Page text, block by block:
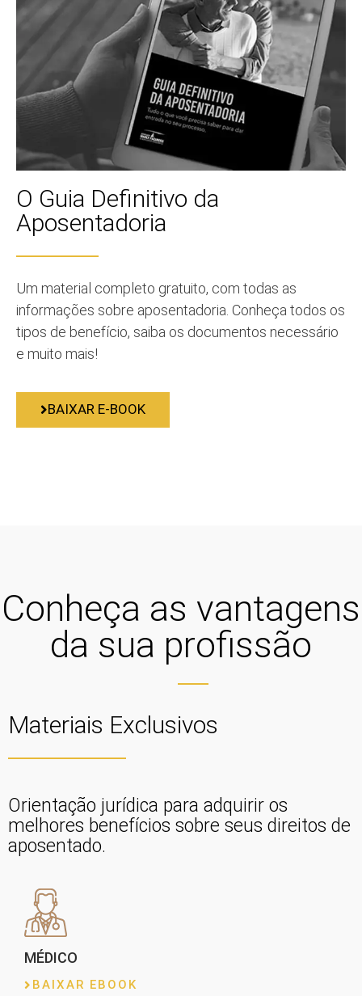
O Guia Definitivo da
Aposentadoria
Um material completo gratuito, com todas as
informações sobre aposentadoria. Conheça todos os
tipos de benefício, saiba os documentos necessário
e muito mais!
BAIXAR E-BOOK
Conheça as vantagens
da sua profissão
Materiais Exclusivos
Orientação jurídica para adquirir os
melhores benefícios sobre seus direitos de
aposentado.
MÉDICO
BAIXAR EBOOK